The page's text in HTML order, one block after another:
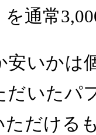
通常
安いかは
だいたパ
ただける